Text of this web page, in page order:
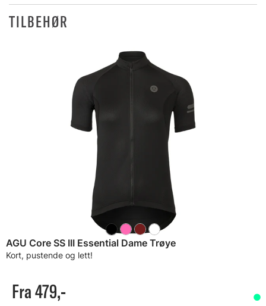
TILBEHØR
AGU Core SS III Essential Dame Trøye
Kort, pustende og lett!
Fra 479,-